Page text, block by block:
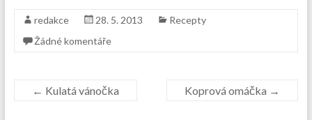
redakce 28. 5. 2013
Recepty
Žádné komentáře
← Kulatá vánočka Koprová omáčka →